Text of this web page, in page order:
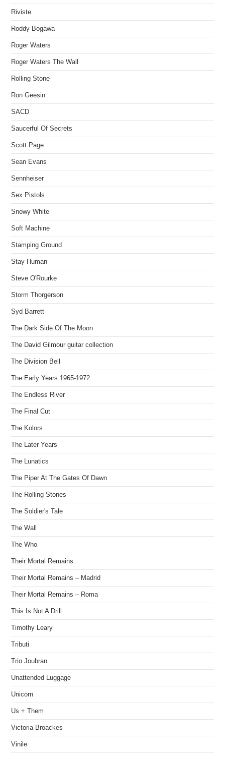
Riviste
Roddy Bogawa
Roger Waters
Roger Waters The Wall
Rolling Stone
Ron Geesin
SACD
Saucerful Of Secrets
Scott Page
Sean Evans
Sennheiser
Sex Pistols
Snowy White
Soft Machine
Stamping Ground
Stay Human
Steve O'Rourke
Storm Thorgerson
Syd Barrett
The Dark Side Of The Moon
The David Gilmour guitar collection
The Division Bell
The Early Years 1965-1972
The Endless River
The Final Cut
The Kolors
The Later Years
The Lunatics
The Piper At The Gates Of Dawn
The Rolling Stones
The Soldier's Tale
The Wall
The Who
Their Mortal Remains
Their Mortal Remains – Madrid
Their Mortal Remains – Roma
This Is Not A Drill
Timothy Leary
Tributi
Trio Joubran
Unattended Luggage
Unicorn
Us + Them
Victoria Broackes
Vinile